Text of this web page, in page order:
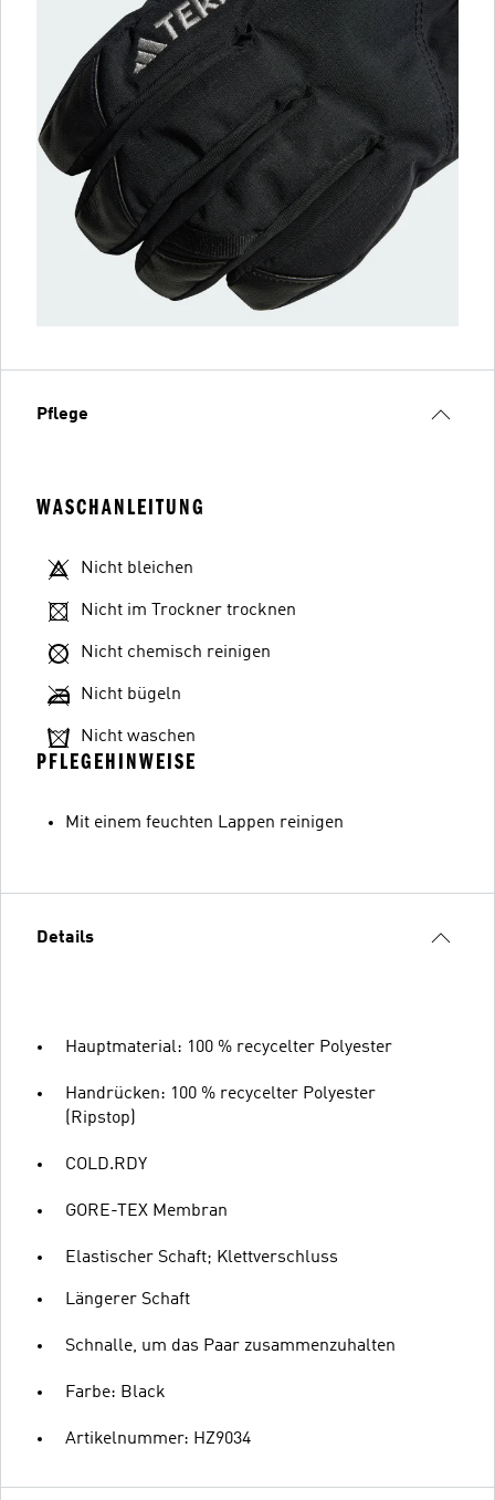
Pflege
WASCHANLEITUNG
Nicht bleichen
Nicht im Trockner trocknen
Nicht chemisch reinigen
Nicht bügeln
Nicht waschen
PFLEGEHINWEISE
Mit einem feuchten Lappen reinigen
Details
Hauptmaterial: 100 % recycelter Polyester
Handrücken: 100 % recycelter Polyester
(Ripstop)
COLD.RDY
GORE-TEX Membran
Elastischer Schaft; Klettverschluss
Längerer Schaft
Schnalle, um das Paar zusammenzuhalten
Farbe: Black
Artikelnummer: HZ9034